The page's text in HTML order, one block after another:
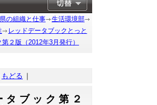
県の組織と仕事
生活環境部
レッドデータブックとっと
２版（2012年3月発行）
もどる ｜
タブック第２